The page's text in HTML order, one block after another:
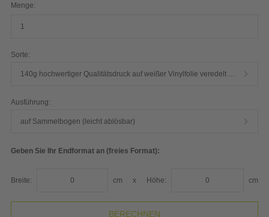
Menge:
Sorte:
Ausführung:
auf Sammelbogen (leicht ablösbar)
Geben Sie Ihr Endformat an (freies Format):
Breite: cm x Höhe: cm